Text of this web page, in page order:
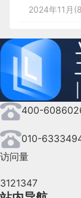
2024年11月
2024年9月
2024年8月
2024年7月
2024年6月
2024年4月
400-
010-
访问量
3121347